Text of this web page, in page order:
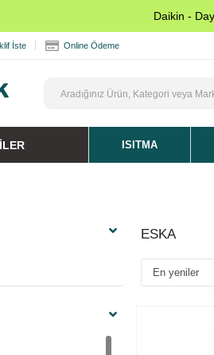
Daikin -
İste Online Ödeme
ISITMA
ESKA